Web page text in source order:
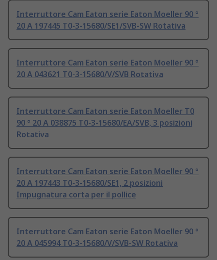
Interruttore Cam Eaton serie Eaton Moeller 90 °
20 A 197445 T0-3-15680/SE1/SVB-SW Rotativa
Interruttore Cam Eaton serie Eaton Moeller 90 °
20 A 043621 T0-3-15680/V/SVB Rotativa
Interruttore Cam Eaton serie Eaton Moeller T0
90 ° 20 A 038875 T0-3-15680/EA/SVB, 3 posizioni
Rotativa
Interruttore Cam Eaton serie Eaton Moeller 90 °
20 A 197443 T0-3-15680/SE1, 2 posizioni
Impugnatura corta per il pollice
Interruttore Cam Eaton serie Eaton Moeller 90 °
20 A 045994 T0-3-15680/V/SVB-SW Rotativa